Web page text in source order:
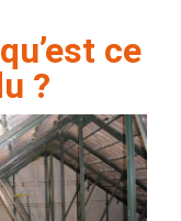
ce
?